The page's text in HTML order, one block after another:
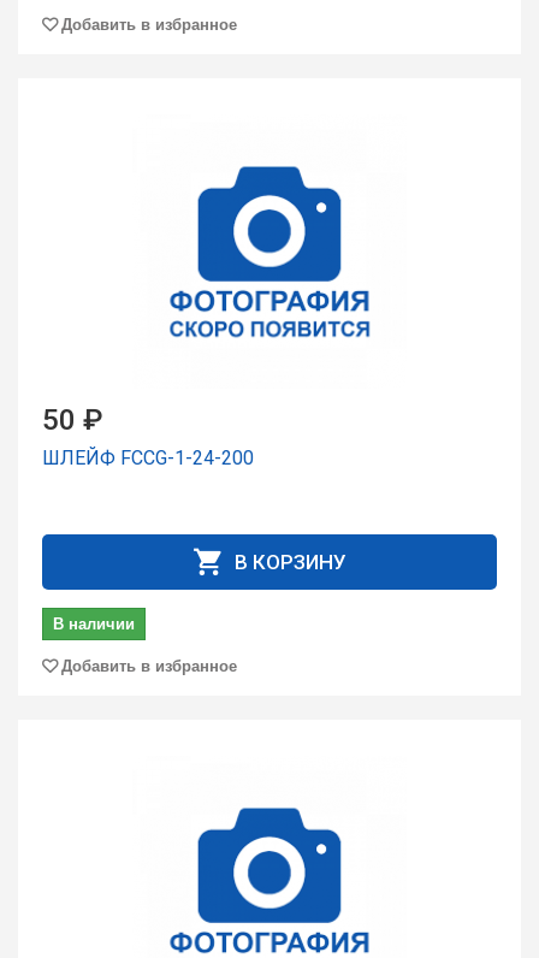
Добавить в избранное
50 ₽
ШЛЕЙФ FCCG-1-24-200
В КОРЗИНУ
В наличии
Добавить в избранное